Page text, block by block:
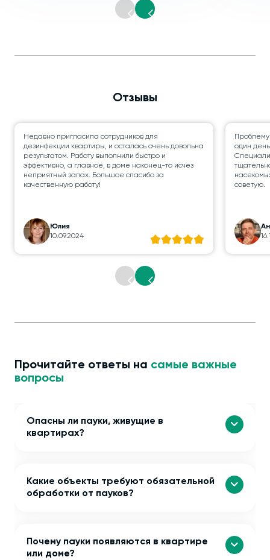
Отзывы
Недавно пригласила сотрудников для
дезинфекции квартиры, и осталась очень довольна
результатом. Работу выполнили быстро и
эффективно, а главное, в доме наконец-то исчез
неприятный запах. Большое спасибо за
качественную работу!
Юлия
10.09.2024
один
советую.
Прочитайте ответы на самые важные
вопросы
Опасны ли пауки, живущие в
квартирах?
Какие объекты требуют обязательной
обработки от пауков?
Почему пауки появляются в квартире
или доме?